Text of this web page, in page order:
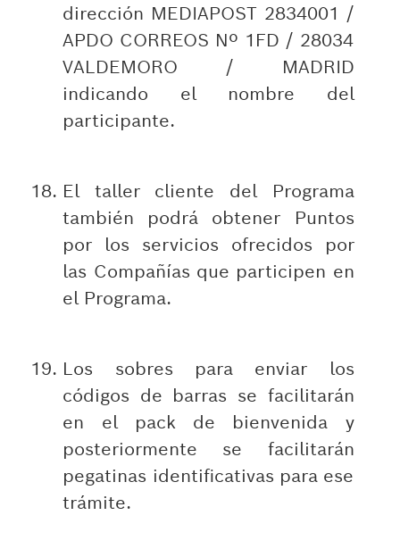
dirección MEDIAPOST 2834001 /
APDO CORREOS Nº 1FD / 28034
VALDEMORO / MADRID
indicando el nombre del
participante.
El taller cliente del Programa
también podrá obtener Puntos
por los servicios ofrecidos por
las Compañías que participen en
el Programa.
Los sobres para enviar los
códigos de barras se facilitarán
en el pack de bienvenida y
posteriormente se facilitarán
pegatinas identificativas para ese
trámite.